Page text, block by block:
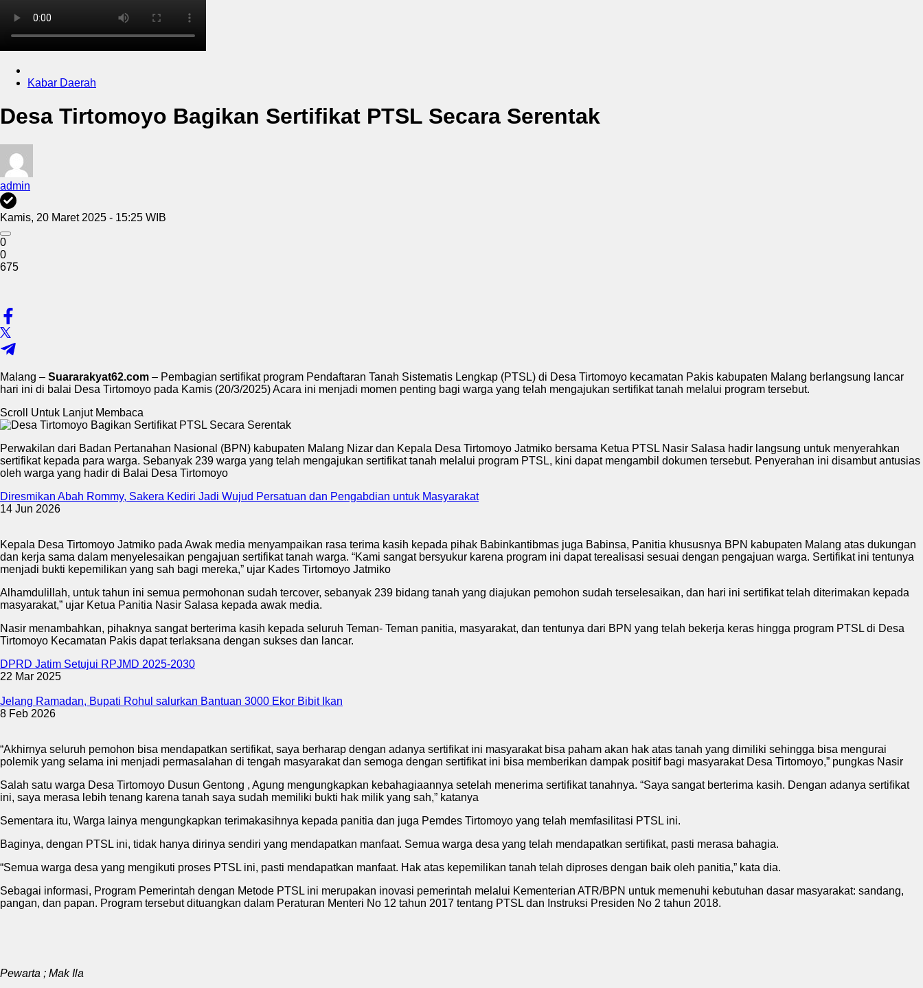
Kabar Daerah
Desa Tirtomoyo Bagikan Sertifikat PTSL Secara Serentak
admin
Kamis, 20 Maret 2025 - 15:25 WIB
0
0
675
Malang – Suararakyat62.com – Pembagian sertifikat program Pendaftaran Tanah Sistematis Lengkap (PTSL) di Desa Tirtomoyo kecamatan Pakis kabupaten Malang berlangsung lancar
hari ini di balai Desa Tirtomoyo pada Kamis (20/3/2025) Acara ini menjadi momen penting bagi warga yang telah mengajukan sertifikat tanah melalui program tersebut.
Scroll Untuk Lanjut Membaca
Perwakilan dari Badan Pertanahan Nasional (BPN) kabupaten Malang Nizar dan Kepala Desa Tirtomoyo Jatmiko bersama Ketua PTSL Nasir Salasa hadir langsung untuk menyerahkan
sertifikat kepada para warga. Sebanyak 239 warga yang telah mengajukan sertifikat tanah melalui program PTSL, kini dapat mengambil dokumen tersebut. Penyerahan ini disambut antusias
oleh warga yang hadir di Balai Desa Tirtomoyo
Diresmikan Abah Rommy, Sakera Kediri Jadi Wujud Persatuan dan Pengabdian untuk Masyarakat
14 Jun 2026
Kepala Desa Tirtomoyo Jatmiko pada Awak media menyampaikan rasa terima kasih kepada pihak Babinkantibmas juga Babinsa, Panitia khususnya BPN kabupaten Malang atas dukungan
dan kerja sama dalam menyelesaikan pengajuan sertifikat tanah warga. “Kami sangat bersyukur karena program ini dapat terealisasi sesuai dengan pengajuan warga. Sertifikat ini tentunya
menjadi bukti kepemilikan yang sah bagi mereka,” ujar Kades Tirtomoyo Jatmiko
Alhamdulillah, untuk tahun ini semua permohonan sudah tercover, sebanyak 239 bidang tanah yang diajukan pemohon sudah terselesaikan, dan hari ini sertifikat telah diterimakan kepada
masyarakat,” ujar Ketua Panitia Nasir Salasa kepada awak media.
Nasir menambahkan, pihaknya sangat berterima kasih kepada seluruh Teman- Teman panitia, masyarakat, dan tentunya dari BPN yang telah bekerja keras hingga program PTSL di Desa
Tirtomoyo Kecamatan Pakis dapat terlaksana dengan sukses dan lancar.
DPRD Jatim Setujui RPJMD 2025-2030
22 Mar 2025
Jelang Ramadan, Bupati Rohul salurkan Bantuan 3000 Ekor Bibit Ikan
8 Feb 2026
“Akhirnya seluruh pemohon bisa mendapatkan sertifikat, saya berharap dengan adanya sertifikat ini masyarakat bisa paham akan hak atas tanah yang dimiliki sehingga bisa mengurai
polemik yang selama ini menjadi permasalahan di tengah masyarakat dan semoga dengan sertifikat ini bisa memberikan dampak positif bagi masyarakat Desa Tirtomoyo,” pungkas Nasir
Salah satu warga Desa Tirtomoyo Dusun Gentong , Agung mengungkapkan kebahagiaannya setelah menerima sertifikat tanahnya. “Saya sangat berterima kasih. Dengan adanya sertifikat
ini, saya merasa lebih tenang karena tanah saya sudah memiliki bukti hak milik yang sah,” katanya
Sementara itu, Warga lainya mengungkapkan terimakasihnya kepada panitia dan juga Pemdes Tirtomoyo yang telah memfasilitasi PTSL ini.
Baginya, dengan PTSL ini, tidak hanya dirinya sendiri yang mendapatkan manfaat. Semua warga desa yang telah mendapatkan sertifikat, pasti merasa bahagia.
“Semua warga desa yang mengikuti proses PTSL ini, pasti mendapatkan manfaat. Hak atas kepemilikan tanah telah diproses dengan baik oleh panitia,” kata dia.
Sebagai informasi, Program Pemerintah dengan Metode PTSL ini merupakan inovasi pemerintah melalui Kementerian ATR/BPN untuk memenuhi kebutuhan dasar masyarakat: sandang,
pangan, dan papan. Program tersebut dituangkan dalam Peraturan Menteri No 12 tahun 2017 tentang PTSL dan Instruksi Presiden No 2 tahun 2018.
Pewarta ; Mak Ila